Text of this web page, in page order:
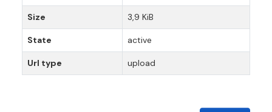
Size 3,9 KiB
State active
Url type upload